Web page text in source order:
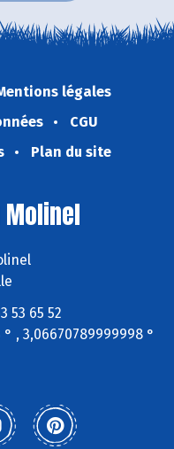
légales
CGU
Plan du site
Molinel
53 65 52
° , 3,06670789999998 °